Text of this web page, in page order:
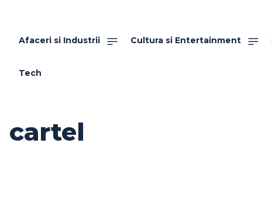
Afaceri si Industrii Cultura si Entertainment
Tech
cartel